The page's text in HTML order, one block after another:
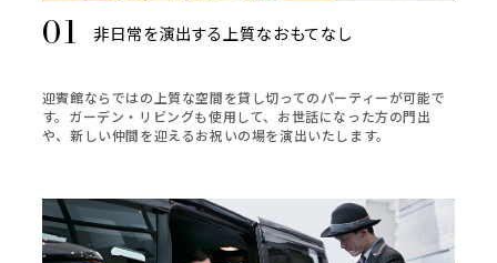
非日常を演出する上質なおもてなし
迎賓館ならではの上質な空間を貸し切ってのパーティーが可能で
す。ガーデン・リビングも使用して、お世話になった方の門出
や、新しい仲間を迎えるお祝いの場を演出いたします。